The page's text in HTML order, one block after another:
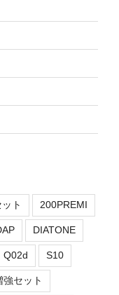
ト 200PREMI
DIATONE
Q02d S10
強セット